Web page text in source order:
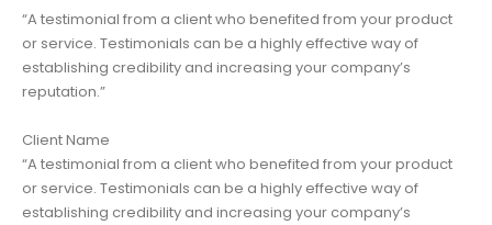
“A testimonial from a client who benefited from your product
or service. Testimonials can be a highly effective way of
establishing credibility and increasing your company’s
reputation.”
Client Name
“A testimonial from a client who benefited from your product
or service. Testimonials can be a highly effective way of
establishing credibility and increasing your company’s